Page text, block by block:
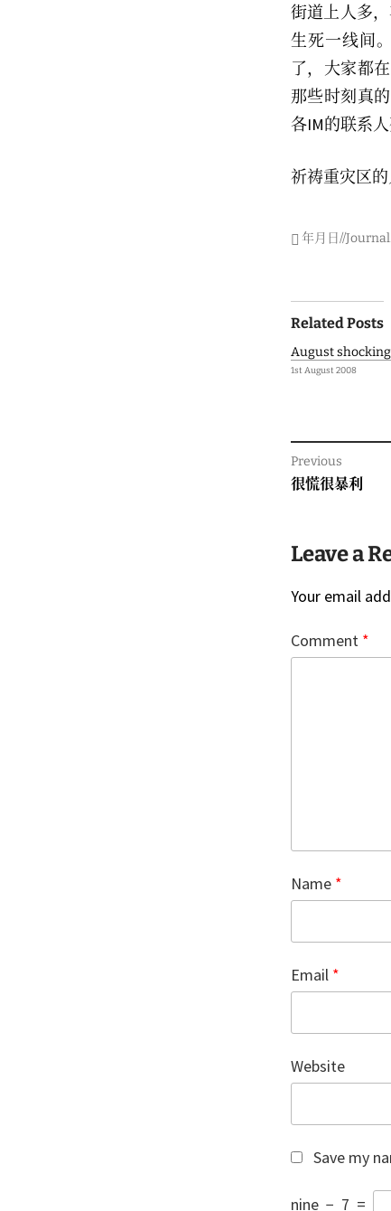
街道上人多
生死一线间
了，大家都
那些时刻真
各IM的联系
祈祷重灾区的
年月日//Journal
Post
Related Posts
August
1st August 2008
Previous
Previous
很慌很暴利
Leave a
Your email
Comment *
Name *
Email *
Website
Save my
nine − 7 =